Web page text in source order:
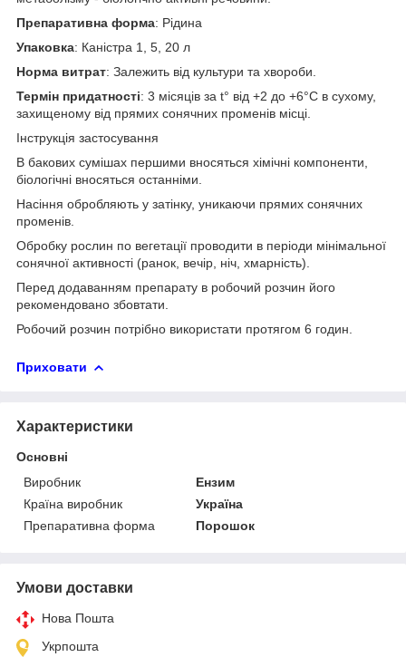
Препаративна форма: Рідина
Упаковка: Каністра 1, 5, 20 л
Норма витрат: Залежить від культури та хвороби.
Термін придатності: 3 місяців за t° від +2 до +6°С в сухому,
захищеному від прямих сонячних променів місці.
Інструкція застосування
В бакових сумішах першими вносяться хімічні компоненти,
біологічні вносяться останніми.
Насіння обробляють у затінку, уникаючи прямих сонячних
променів.
Обробку рослин по вегетації проводити в періоди мінімальної
сонячної активності (ранок, вечір, ніч, хмарність).
Перед додаванням препарату в робочий розчин його
рекомендовано збовтати.
Робочий розчин потрібно використати протягом 6 годин.
Приховати
Характеристики
Основні
Виробник
Ензим
Країна виробник
Україна
Препаративна форма
Порошок
Умови доставки
Нова Пошта
Укрпошта